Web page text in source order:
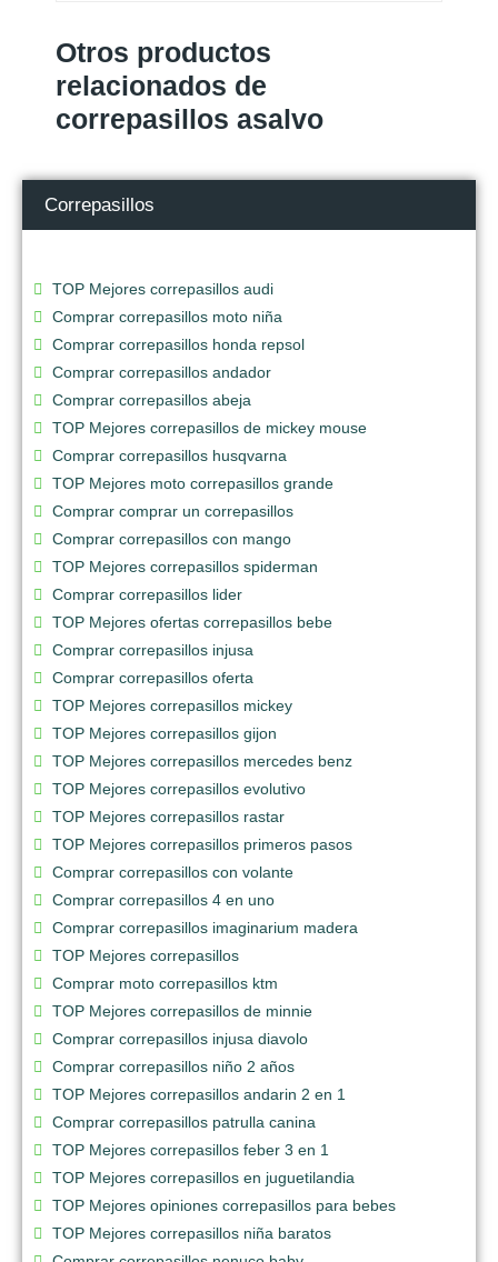
Otros productos
relacionados de
correpasillos asalvo
Correpasillos
TOP Mejores correpasillos audi
Comprar correpasillos moto niña
Comprar correpasillos honda repsol
Comprar correpasillos andador
Comprar correpasillos abeja
TOP Mejores correpasillos de mickey mouse
Comprar correpasillos husqvarna
TOP Mejores moto correpasillos grande
Comprar comprar un correpasillos
Comprar correpasillos con mango
TOP Mejores correpasillos spiderman
Comprar correpasillos lider
TOP Mejores ofertas correpasillos bebe
Comprar correpasillos injusa
Comprar correpasillos oferta
TOP Mejores correpasillos mickey
TOP Mejores correpasillos gijon
TOP Mejores correpasillos mercedes benz
TOP Mejores correpasillos evolutivo
TOP Mejores correpasillos rastar
TOP Mejores correpasillos primeros pasos
Comprar correpasillos con volante
Comprar correpasillos 4 en uno
Comprar correpasillos imaginarium madera
TOP Mejores correpasillos
Comprar moto correpasillos ktm
TOP Mejores correpasillos de minnie
Comprar correpasillos injusa diavolo
Comprar correpasillos niño 2 años
TOP Mejores correpasillos andarin 2 en 1
Comprar correpasillos patrulla canina
TOP Mejores correpasillos feber 3 en 1
TOP Mejores correpasillos en juguetilandia
TOP Mejores opiniones correpasillos para bebes
TOP Mejores correpasillos niña baratos